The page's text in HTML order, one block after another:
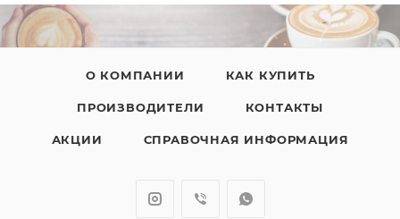
О КОМПАНИИ КАК КУПИТЬ
ПРОИЗВОДИТЕЛИ КОНТАКТЫ
АКЦИИ СПРАВОЧНАЯ ИНФОРМАЦИЯ